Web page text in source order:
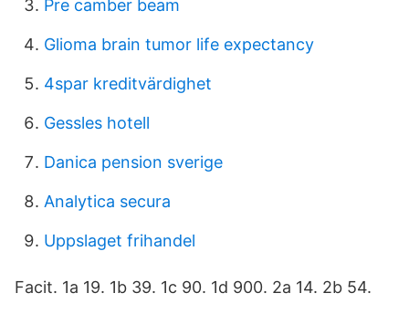
Pre camber beam
Glioma brain tumor life expectancy
4spar kreditvärdighet
Gessles hotell
Danica pension sverige
Analytica secura
Uppslaget frihandel
Facit. 1a 19. 1b 39. 1c 90. 1d 900. 2a 14. 2b 54.